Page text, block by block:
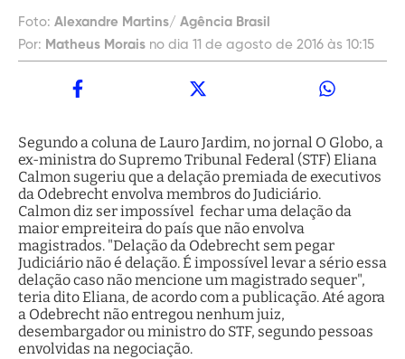
Foto: Alexandre Martins/ Agência Brasil
Por: Matheus Morais no dia 11 de agosto de 2016 às 10:15
Segundo a coluna de Lauro Jardim, no jornal O Globo, a
ex-ministra do Supremo Tribunal Federal (STF) Eliana
Calmon sugeriu que a delação premiada de executivos
da Odebrecht envolva membros do Judiciário.
Calmon diz ser impossível fechar uma delação da
maior empreiteira do país que não envolva
magistrados. "Delação da Odebrecht sem pegar
Judiciário não é delação. É impossível levar a sério essa
delação caso não mencione um magistrado sequer",
teria dito Eliana, de acordo com a publicação. Até agora
a Odebrecht não entregou nenhum juiz,
desembargador ou ministro do STF, segundo pessoas
envolvidas na negociação.